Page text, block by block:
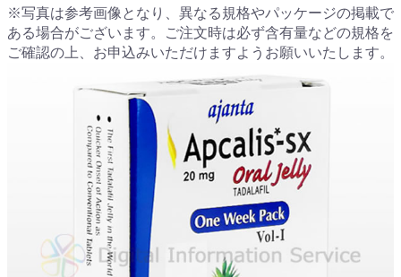
※写真は参考画像となり、異なる規格やパッケージの掲載で
ある場合がございます。ご注文時は必ず含有量などの規格を
ご確認の上、お申込みいただけますようお願いいたします。